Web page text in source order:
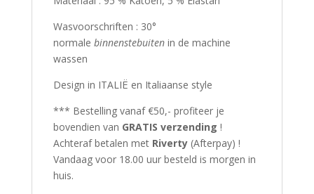
Wasvoorschriften : 30°
normale binnenstebuiten in de machine
wassen
Design in ITALIË en Italiaanse style
*** Bestelling vanaf €50,- profiteer je
bovendien van GRATIS verzending !
Achteraf betalen met Riverty (Afterpay) !
Vandaag voor 18.00 uur besteld is morgen in
huis.